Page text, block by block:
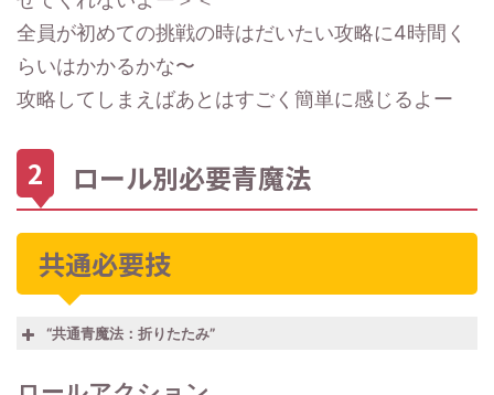
全員が初めての挑戦の時はだいたい攻略に4時間く
らいはかかるかな〜
攻略してしまえばあとはすごく簡単に感じるよー
ロール別必要青魔法
共通必要技
“共通青魔法：折りたたみ”